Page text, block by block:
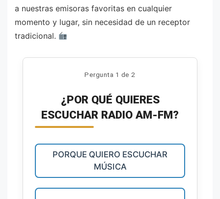
a nuestras emisoras favoritas en cualquier
momento y lugar, sin necesidad de un receptor
tradicional.
Pergunta 1 de 2
¿POR QUÉ QUIERES
ESCUCHAR RADIO AM-FM?
PORQUE QUIERO ESCUCHAR
MÚSICA